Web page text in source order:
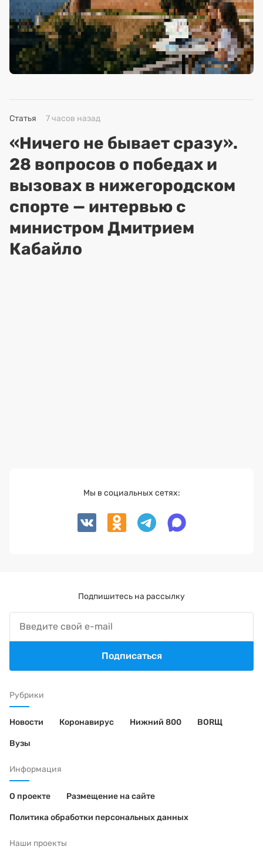
Статья 7 часов назад
«Ничего не бывает сразу».
28 вопросов о победах и
вызовах в нижегородском
спорте — интервью с
министром Дмитрием
Кабайло
Рубрики
Новости Коронавирус Нижний 800 BORЩ
Вузы
Информация
О проекте Размещение на сайте
Политика обработки персональных данных
Наши проекты
Мы в социальных сетях:
Подпишитесь на рассылку
Подписаться